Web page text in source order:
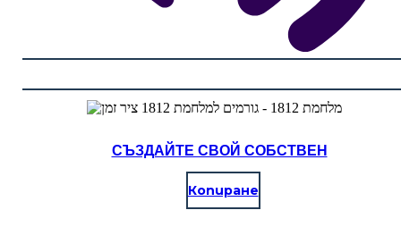
СЪЗДАЙТЕ СВОЙ СОБСТВЕН
Копиране